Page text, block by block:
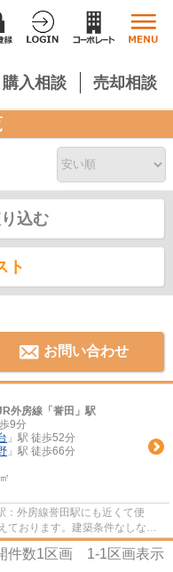
購入相談 売却相談
込む
ト
お問い合わせ
房線「誉田」駅
9分
」駅 徒歩52分
」駅 徒歩66分
外房線誉田駅にも近くて便
ております。建築条件なしなの
グで住...
件数1区画 1-1区画表示